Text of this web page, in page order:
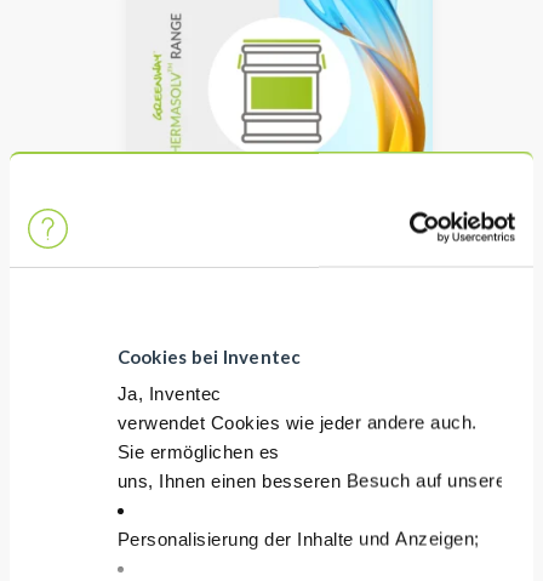
Cookies bei Inventec
Ja, Inventec
verwendet Cookies wie jeder andere auch.
Sie ermöglichen es
uns, Ihnen einen besseren Besuch auf unserer
Personalisierung der Inhalte und Anzeigen;
Dielektrische
Nicht entflammbar und ultra-
niederiges GWP